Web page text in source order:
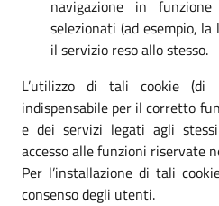
navigazione in
selezionati (ad esempio,
il servizio reso allo stesso.
L’utilizzo di tali cookie
indispensabile per il corretto
e dei servizi legati agli
accesso alle funzioni riservate
Per l’installazione di tali
consenso degli utenti.